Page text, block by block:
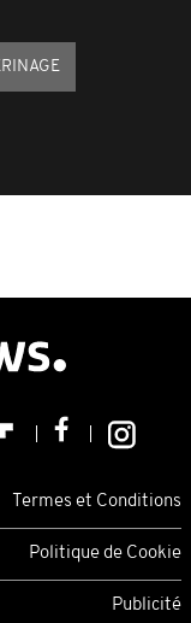
Termes et Conditions
Politique de Cookie
Publicité